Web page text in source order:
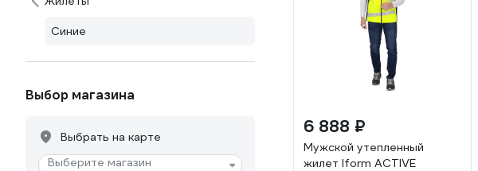
Синие
Выбор магазина
Выбрать на карте
Выберите магазин
6 888 ₽
Мужской утепленный
жилет Iform ACTIVE